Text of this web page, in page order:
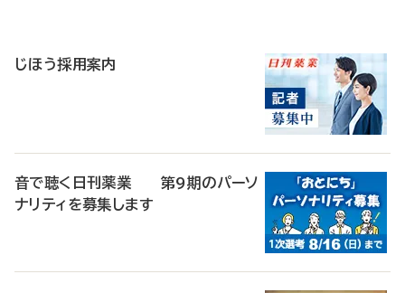
じほう採用案内
音で聴く日刊薬業 第9期のパーソ
ナリティを募集します